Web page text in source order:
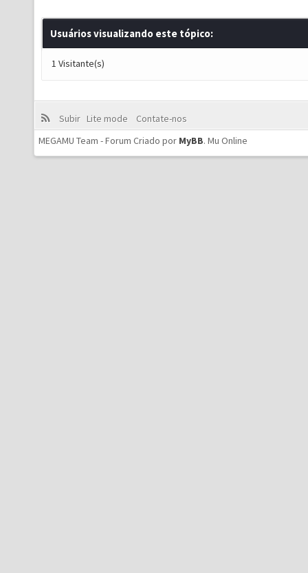
Usuários visualizando este tópico:
1 Visitante(s)
Subir Lite mode
Contate-nos
MEGAMU Team - Forum Criado por MyBB. Mu Online